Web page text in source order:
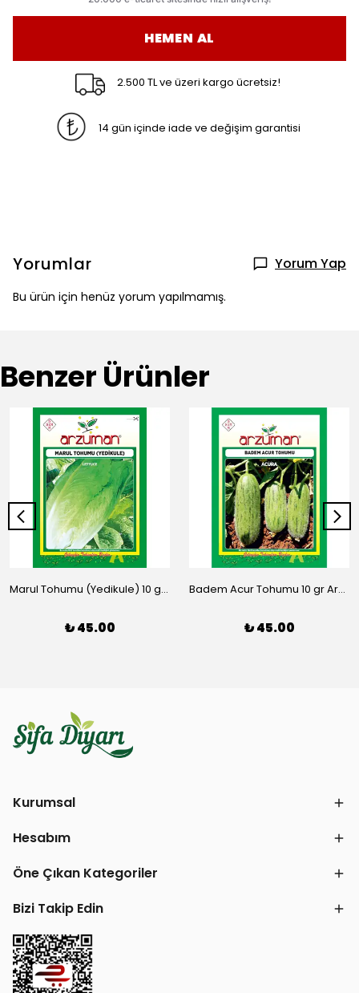
HEMEN AL
2.500 TL ve üzeri kargo ücretsiz!
14 gün içinde iade ve değişim garantisi
Yorumlar Yorum Yap
Bu ürün için henüz yorum yapılmamış.
Benzer Ürünler
Marul Tohumu (Yedikule) 10 gr Arzuman
₺ 45.00
Badem Acur Tohumu 10 gr Arzuman
₺ 45.00
Kurumsal
Hesabım
Öne Çıkan Kategoriler
Bizi Takip Edin